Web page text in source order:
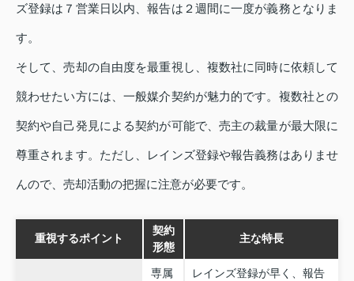
ズ登録は７営業日以内、報告は２週間に一度が義務となりま
す。
そして、売却の自由度を最重視し、複数社に同時に依頼して
競わせたい方には、一般媒介契約が魅力的です。複数社との
契約や自己発見による契約が可能で、売主の裁量が最大限に
尊重されます。ただし、レインズ登録や報告義務はありませ
んので、売却活動の把握に注意が必要です。
重視するポイント
契約
形態
主な特長
専属
レインズ登録が早く、報告